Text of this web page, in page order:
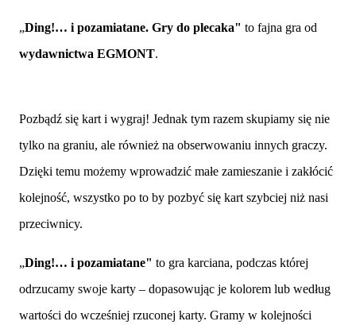
„Ding!… i pozamiatane. Gry do plecaka" to fajna gra od
wydawnictwa EGMONT.
Pozbądź się kart i wygraj! Jednak tym razem skupiamy się nie
tylko na graniu, ale również na obserwowaniu innych graczy.
Dzięki temu możemy wprowadzić małe zamieszanie i zakłócić
kolejność, wszystko po to by pozbyć się kart szybciej niż nasi
przeciwnicy.
„Ding!… i pozamiatane" to gra karciana, podczas której
odrzucamy swoje karty – dopasowując je kolorem lub według
wartości do wcześniej rzuconej karty. Gramy w kolejności